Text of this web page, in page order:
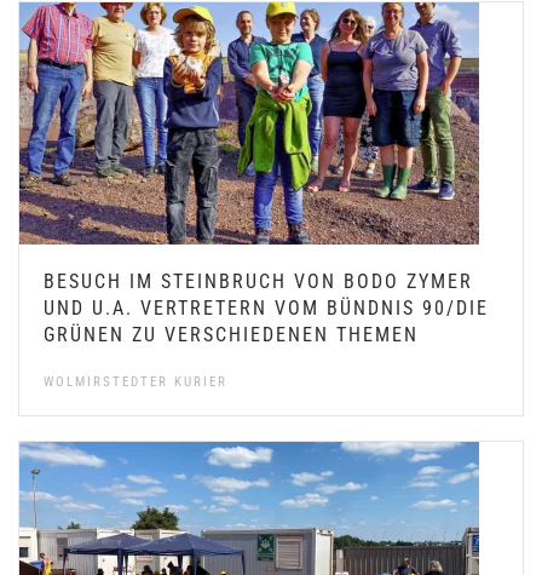
BESUCH IM STEINBRUCH VON BODO ZYMER
UND U.A. VERTRETERN VOM BÜNDNIS 90/DIE
GRÜNEN ZU VERSCHIEDENEN THEMEN
WOLMIRSTEDTER KURIER